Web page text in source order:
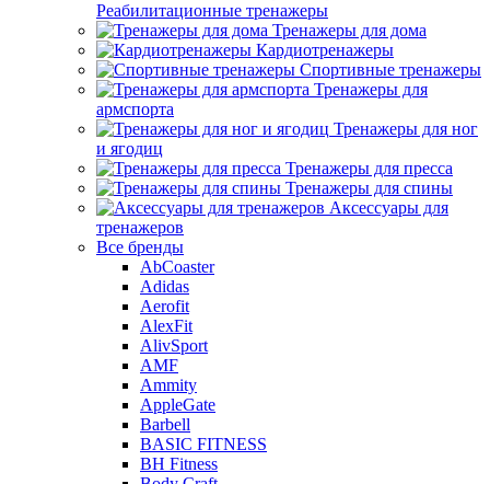
Реабилитационные тренажеры
Тренажеры для дома
Кардиотренажеры
Спортивные тренажеры
Тренажеры для
армспорта
Тренажеры для ног
и ягодиц
Тренажеры для пресса
Тренажеры для спины
Аксессуары для
тренажеров
Все бренды
AbCoaster
Adidas
Aerofit
AlexFit
AlivSport
AMF
Ammity
AppleGate
Barbell
BASIC FITNESS
BH Fitness